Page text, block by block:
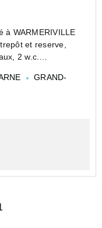
à WARMERIVILLE
et reserve,
2 w.c.
GRAND-